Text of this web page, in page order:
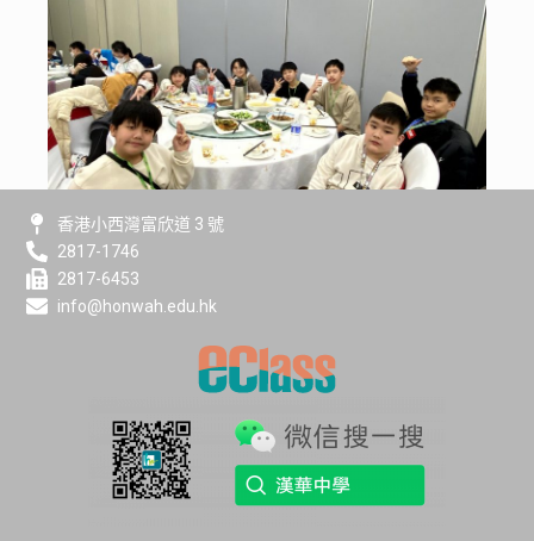
香港小西灣富欣道 3 號
2817-1746
2817-6453
info@honwah.edu.hk